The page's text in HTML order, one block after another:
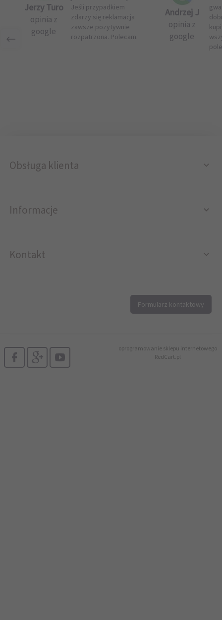
Jerzy Turo
opinia z
google
Jeśli przypadkiem
zdarzy się reklamacja
zawsze pozytywnie
rozpatrzona. Polecam.
Andrzej J
opinia z
google
Obsługa klienta
Informacje
Kontakt
Formularz kontaktowy
oprogramowanie sklepu internetowego
RedCart.pl